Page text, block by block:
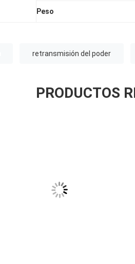
Peso
retransmisión del poder
PRODUCTOS